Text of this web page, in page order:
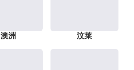
澳洲 汶莱